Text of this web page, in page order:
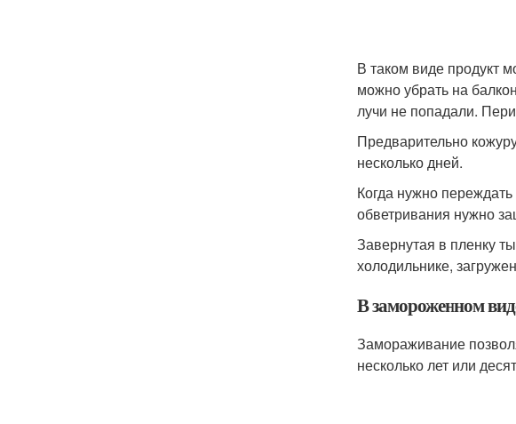
В таком виде продукт
можно убрать на
лучи не попадали.
Предварительно
несколько дней.
Когда нужно
обветривания нужно
Завернутая в пленку
холодильнике,
В замороженном
Замораживание
несколько лет или